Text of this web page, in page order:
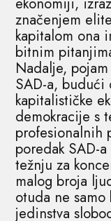
značenjem
kapitalom ona
bitnim
Nadalje,
SAD-a, budući
kapitalističke
demokracije s
profesionalnih
poredak SAD-
težnju za
malog broja
otuda ne samo
jedinstva